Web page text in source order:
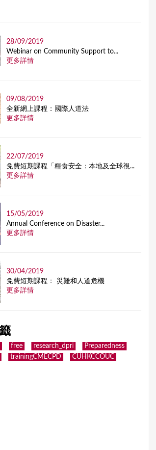
28/09/2019
Webinar on Community Support to...
更多詳情
09/08/2019
全新網上課程：國際人道法
更多詳情
22/07/2019
免費短期課程「糧食安全：本地及全球視...
更多詳情
15/05/2019
Annual Conference on Disaster...
更多詳情
30/04/2019
免費短期課程： 災難和人道危機
更多詳情
free research_dpri
Preparedness
trainingCMECPD
CUHKCCOUC